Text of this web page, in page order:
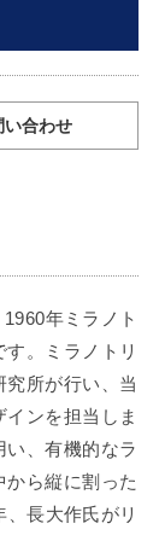
い合わせ
年ミラノト
。ミラノトリ
所が行い、当
ンを担当しま
、有機的なラ
ら縦に割った
長大作氏がリ